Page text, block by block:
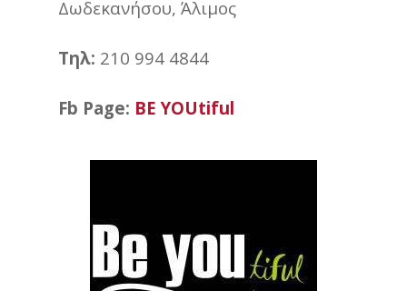
Δωδεκανήσου, Άλιμος
Τηλ: 210 994 4844
Fb Page: BE YOUtiful